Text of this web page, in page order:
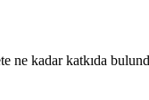
kadar katkıda